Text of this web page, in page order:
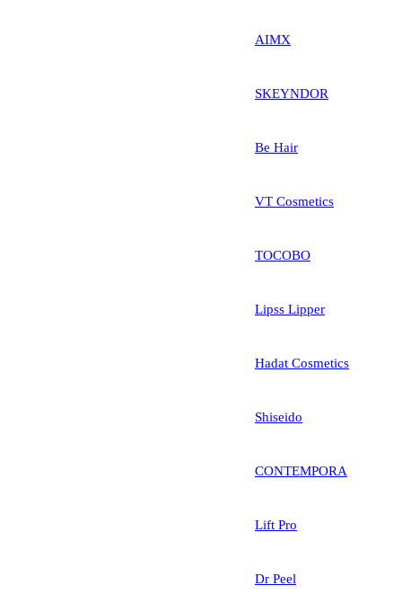
AIMX
SKEYNDOR
Be Hair
VT Cosmetics
TOCOBO
Lipss Lipper
Hadat Cosmetics
Shiseido
CONTEMPORA
Lift Pro
Dr Peel